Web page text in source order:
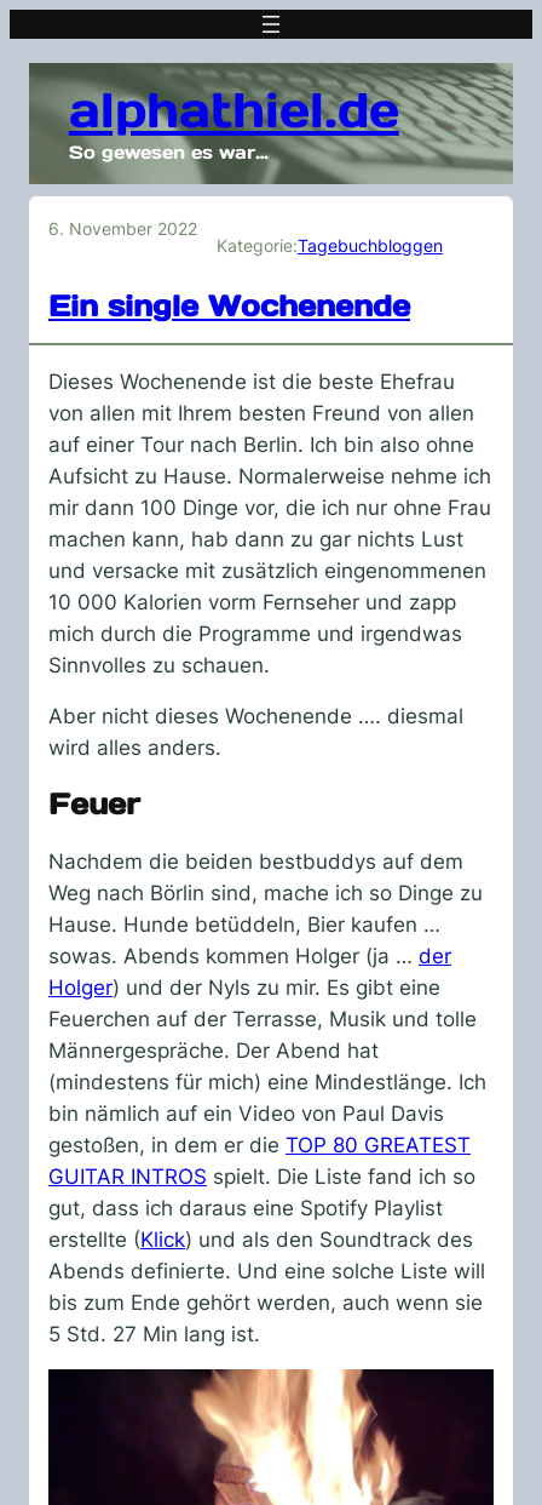
alphathiel.de
So gewesen es war…
6. November 2022
Kategorie:Tagebuchbloggen
Ein single Wochenende
Dieses Wochenende ist die beste Ehefrau
von allen mit Ihrem besten Freund von allen
auf einer Tour nach Berlin. Ich bin also ohne
Aufsicht zu Hause. Normalerweise nehme ich
mir dann 100 Dinge vor, die ich nur ohne Frau
machen kann, hab dann zu gar nichts Lust
und versacke mit zusätzlich eingenommenen
10 000 Kalorien vorm Fernseher und zapp
mich durch die Programme und irgendwas
Sinnvolles zu schauen.
Aber nicht dieses Wochenende …. diesmal
wird alles anders.
Feuer
Nachdem die beiden bestbuddys auf dem
Weg nach Börlin sind, mache ich so Dinge zu
Hause. Hunde betüddeln, Bier kaufen …
sowas. Abends kommen Holger (ja … der
Holger) und der Nyls zu mir. Es gibt eine
Feuerchen auf der Terrasse, Musik und tolle
Männergespräche. Der Abend hat
(mindestens für mich) eine Mindestlänge. Ich
bin nämlich auf ein Video von Paul Davis
gestoßen, in dem er die TOP 80 GREATEST
GUITAR INTROS spielt. Die Liste fand ich so
gut, dass ich daraus eine Spotify Playlist
erstellte (Klick) und als den Soundtrack des
Abends definierte. Und eine solche Liste will
bis zum Ende gehört werden, auch wenn sie
5 Std. 27 Min lang ist.